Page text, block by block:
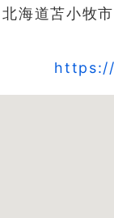
北海道苫小牧